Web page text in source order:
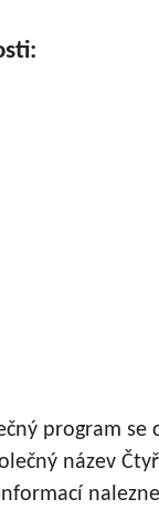
program se
název